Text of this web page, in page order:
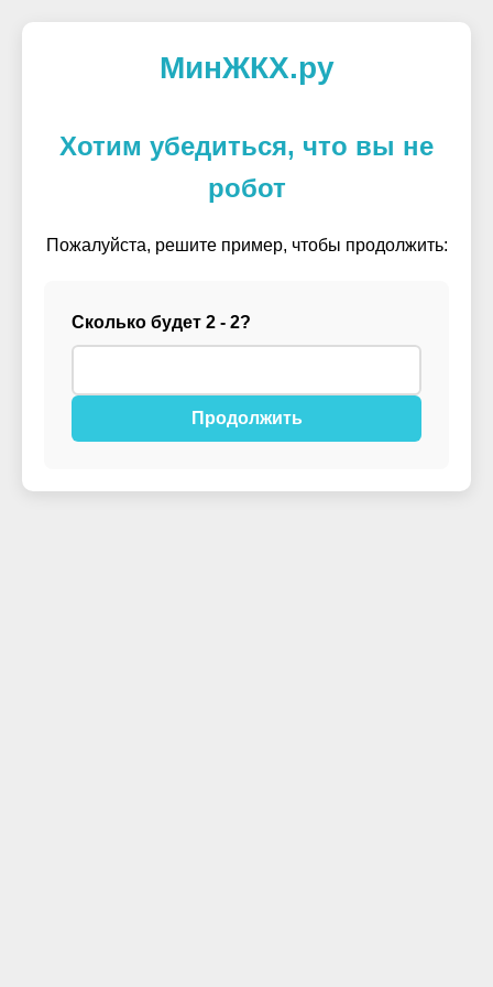
МинЖКХ.ру
Хотим убедиться, что вы не
робот
Пожалуйста, решите пример, чтобы продолжить:
Сколько будет 2 - 2?
Продолжить